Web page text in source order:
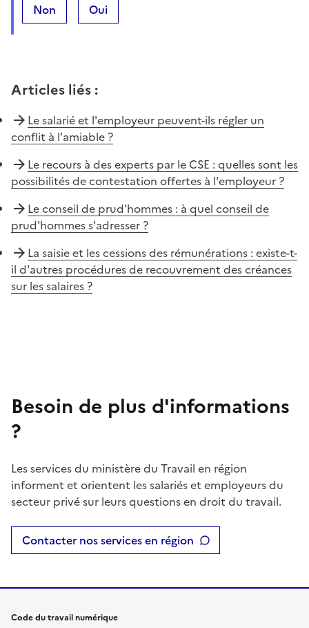
Non Oui
Articles liés :
Le salarié et l'employeur peuvent-ils régler un
conflit à l'amiable ?
Le recours à des experts par le CSE : quelles sont les
possibilités de contestation offertes à l'employeur ?
Le conseil de prud'hommes : à quel conseil de
prud'hommes s'adresser ?
La saisie et les cessions des rémunérations : existe-t-
il d'autres procédures de recouvrement des créances
sur les salaires ?
Besoin de plus d'informations
?
Les services du ministère du Travail en région
informent et orientent les salariés et employeurs du
secteur privé sur leurs questions en droit du travail.
Contacter nos services en région
Code du travail numérique